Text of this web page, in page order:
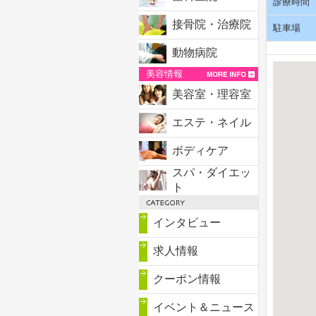
接骨院・治療院
動物病院
美容情報
美容室・理容室
エステ・ネイル
ボディケア
スパ・ダイエッ
ト
インタビュー
求人情報
クーポン情報
イベント＆ニュース
駐車場